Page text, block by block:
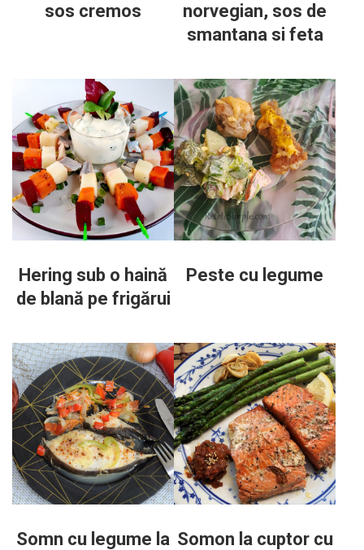
sos cremos
norvegian, sos de
smantana si feta
Hering sub o haină
de blană pe frigărui
Peste cu legume
Somn cu legume la Somon la cuptor cu